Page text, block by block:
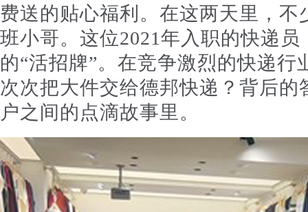
费送的贴心福利。在这两天里，
班小哥。这位2021年入职的快递
的“活招牌”。在竞争激烈的快递
次次把大件交给德邦快递？背后
户之间的点滴故事里。